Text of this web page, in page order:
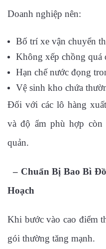
Doanh nghiệp nên:
Bố trí xe vận chuyển
Không xếp chồng quá
Hạn chế nước đọng
Vệ sinh kho chứa
Đối với các lô hàng
và độ ẩm phù hợp
quản.
– Chuẩn Bị Bao Bì
Hoạch
Khi bước vào cao điểm
gói thường tăng mạnh.